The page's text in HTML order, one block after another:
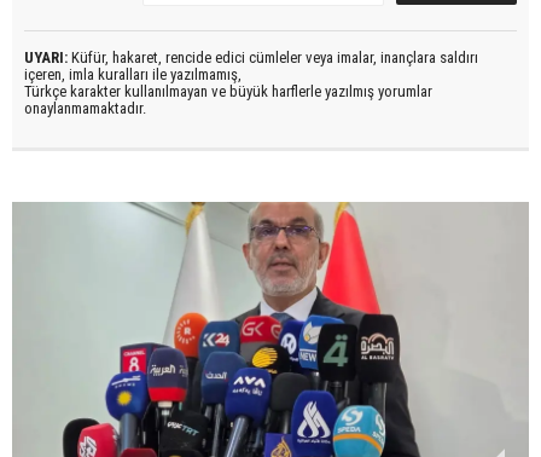
UYARI: Küfür, hakaret, rencide edici cümleler veya imalar, inançlara saldırı
içeren, imla kuralları ile yazılmamış,
Türkçe karakter kullanılmayan ve büyük harflerle yazılmış yorumlar
onaylanmamaktadır.